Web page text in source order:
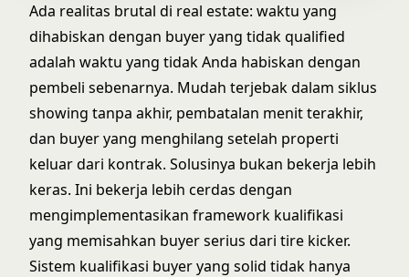
Ada realitas brutal di real estate: waktu yang
dihabiskan dengan buyer yang tidak qualified
adalah waktu yang tidak Anda habiskan dengan
pembeli sebenarnya. Mudah terjebak dalam siklus
showing tanpa akhir, pembatalan menit terakhir,
dan buyer yang menghilang setelah properti
keluar dari kontrak. Solusinya bukan bekerja lebih
keras. Ini bekerja lebih cerdas dengan
mengimplementasikan framework kualifikasi
yang memisahkan buyer serius dari tire kicker.
Sistem kualifikasi buyer yang solid tidak hanya